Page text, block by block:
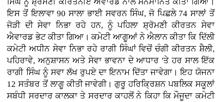
ਇਸ ਤੋਂ ਇਲਾਵਾ 90 ਸਾਲਾ ਭਾਈ ਸਵਰਨ ਸਿੰਘ, ਜੋ ਪਿਛਲੇ 74 ਸਾਲਾਂ ਤੋਂ
ਜੋੜੀ ਦੀ ਸੇਵਾ ਨਿਭਾ ਰਹੇ ਹਨ, ਨੂੰ ਪਹਿਲਾ ਸ਼੍ਰੋਮਣੀ ਕੀਰਤਨ ਸੇਵਾ
ਐਵਾਰਡ ਭੇਟ ਕੀਤਾ ਗਿਆ। ਕਮੇਟੀ ਆਗੂਆਂ ਨੇ ਐਲਾਨ ਕੀਤਾ ਕਿ ਦਿੱਲੀ
ਕਮੇਟੀ ਅਧੀਨ ਸੇਵਾ ਨਿਭਾ ਰਹੇ ਰਾਗੀ ਸਿੰਘਾਂ ਵਿਚੋਂ ਚੰਗੀ ਕੀਰਤਨ ਸ਼ੈਲੀ,
ਪਹਿਰਾਵੇ, ਅਨੁਸ਼ਾਸਨ ਅਤੇ ਸੇਵਾ ਭਾਵਨਾ ਦੇ ਆਧਾਰ 'ਤੇ ਹਰ ਸਾਲ ਇੱਕ
ਰਾਗੀ ਸਿੰਘ ਨੂੰ ਸਵਾ ਲੱਖ ਰੁਪਏ ਦਾ ਇਨਾਮ ਦਿੱਤਾ ਜਾਵੇਗਾ। ਇਹ ਯੋਜਨਾ
12 ਸਤੰਬਰ ਤੋਂ ਲਾਗੂ ਕੀਤੀ ਜਾਵੇਗੀ। ਗੁਰੂ ਹਰਿਕ੍ਰਿਸ਼ਨ ਪਬਲਿਕ ਸਕੂਲਾਂ
ਸਬੰਧੀ ਸਰਦਾਰ ਕਾਲਕਾ ਤੇ ਸਰਦਾਰ ਕਾਹਲੋਂ ਨੇ ਕਿਹਾ ਕਿ ਮੌਜੂਦਾ ਕਮੇਟੀ